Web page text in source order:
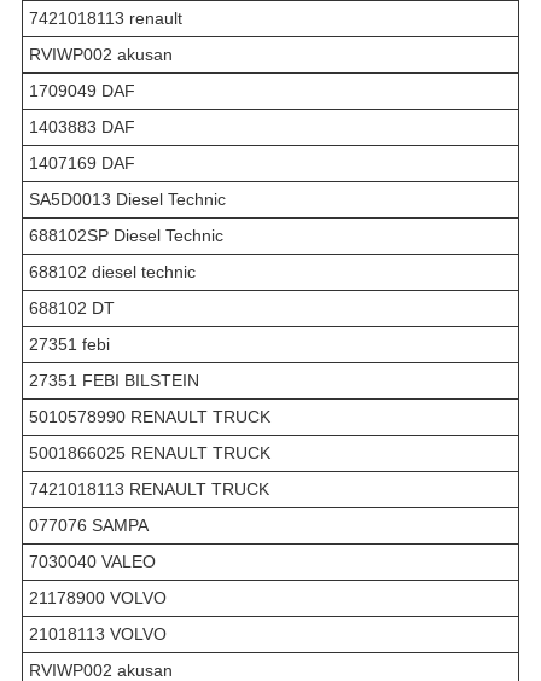
7421018113 renault
RVIWP002 akusan
1709049 DAF
1403883 DAF
1407169 DAF
SA5D0013 Diesel Technic
688102SP Diesel Technic
688102 diesel technic
688102 DT
27351 febi
27351 FEBI BILSTEIN
5010578990 RENAULT TRUCK
5001866025 RENAULT TRUCK
7421018113 RENAULT TRUCK
077076 SAMPA
7030040 VALEO
21178900 VOLVO
21018113 VOLVO
RVIWP002 akusan